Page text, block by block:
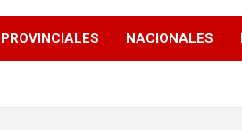
PROVINCIALES NACIONALES